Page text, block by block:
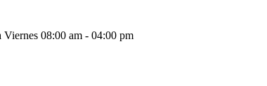
08:00 am - 04:00 pm